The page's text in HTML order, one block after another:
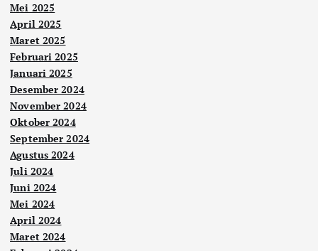
Mei 2025
April 2025
Maret 2025
Februari 2025
Januari 2025
Desember 2024
November 2024
Oktober 2024
September 2024
Agustus 2024
Juli 2024
Juni 2024
Mei 2024
April 2024
Maret 2024